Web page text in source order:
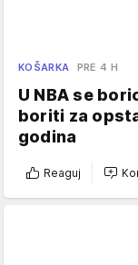
KOŠARKA PRE 4 H
U NBA se
boriti za
godina
Reaguj